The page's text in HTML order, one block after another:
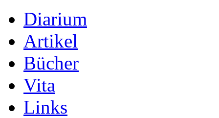
Diarium
Artikel
Bücher
Vita
Links